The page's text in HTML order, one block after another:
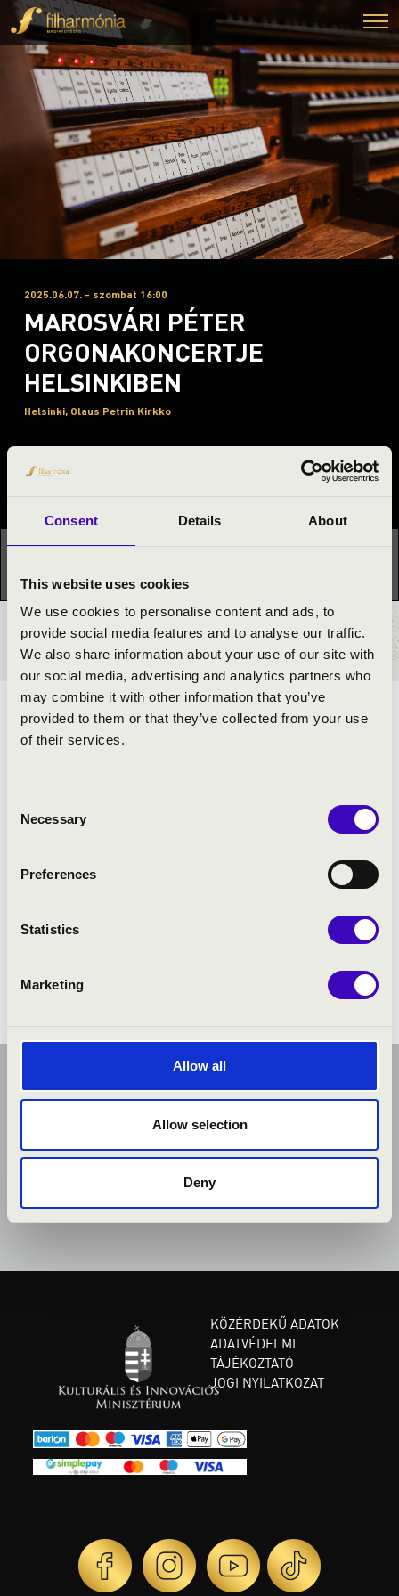
Consent Details About
This website uses cookies
We use cookies to personalise content and ads, to
provide social media features and to analyse our traffic.
We also share information about your use of our site with
our social media, advertising and analytics partners who
may combine it with other information that you’ve
provided to them or that they’ve collected from your use
of their services.
Selection
Necessary
Preferences
Statistics
Marketing
Allow all
Allow selection
Deny
2025.06.07. - szombat 16:00
MAROSVÁRI PÉTER
ORGONAKONCERTJE
HELSINKIBEN
Helsinki, Olaus Petrin Kirkko
programhoz:
BÉRLET- ÉS JEGYÁRAK
ELŐADÓK:
KÖZÉRDEKŰ ADATOK
ADATVÉDELMI
TÁJÉKOZTATÓ
JOGI NYILATKOZAT